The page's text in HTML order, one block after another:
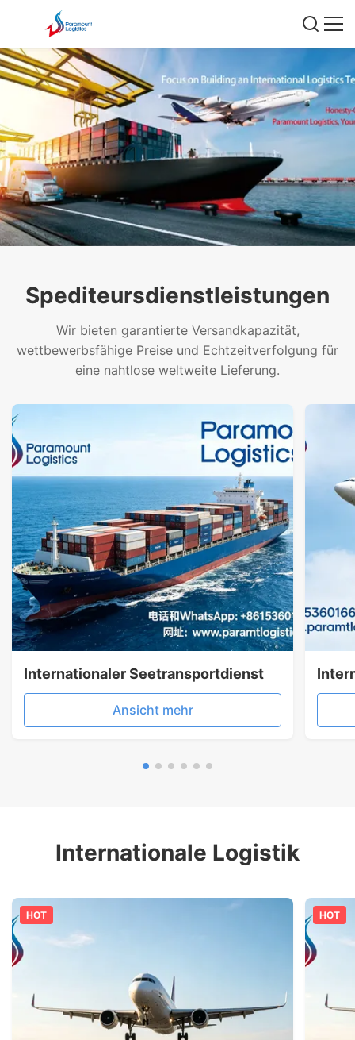
Spediteursdienstleistungen
Wir bieten garantierte Versandkapazität,
wettbewerbsfähige Preise und Echtzeitverfolgung für
eine nahtlose weltweite Lieferung.
Internationaler Seetransportdienst
Ansicht mehr
Internationale Logistik
HOT HOT